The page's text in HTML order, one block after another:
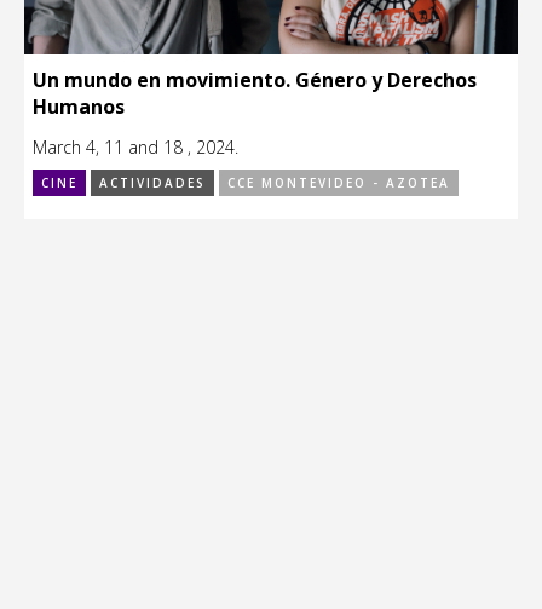
Un mundo en movimiento. Género y Derechos
Humanos
March 4, 11 and 18 , 2024.
CINE ACTIVIDADES CCE MONTEVIDEO - AZOTEA